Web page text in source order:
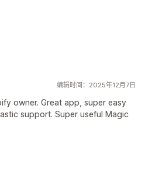
编辑时间：2025年12月7日
owner. Great app, super easy
support. Super useful Magic